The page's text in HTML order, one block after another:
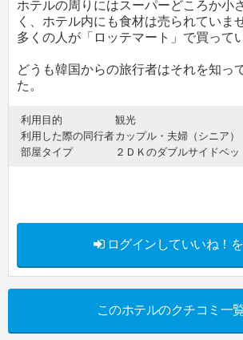
ホテルの周りにはスーパーどころか小
く、ホテル内にも食材は売られていま
多くの人が「ロッテマート」で買って
どうも韓国からの旅行者はそれを知っ
た。
利用目的
観光
利用した際の同行者カップル・夫婦（シニア）
部屋タイプ
２ＤＫのダブルサイドベッ
ログインしていいね！
このホテルのクチコミ一